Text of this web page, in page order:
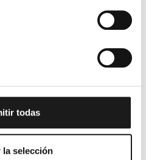
todas
la selección
su custodia. Lógicamente,
físico como
podrías
ser privado del
en casos de custodia
con las
legales para tratar
depresión, ansiedad o